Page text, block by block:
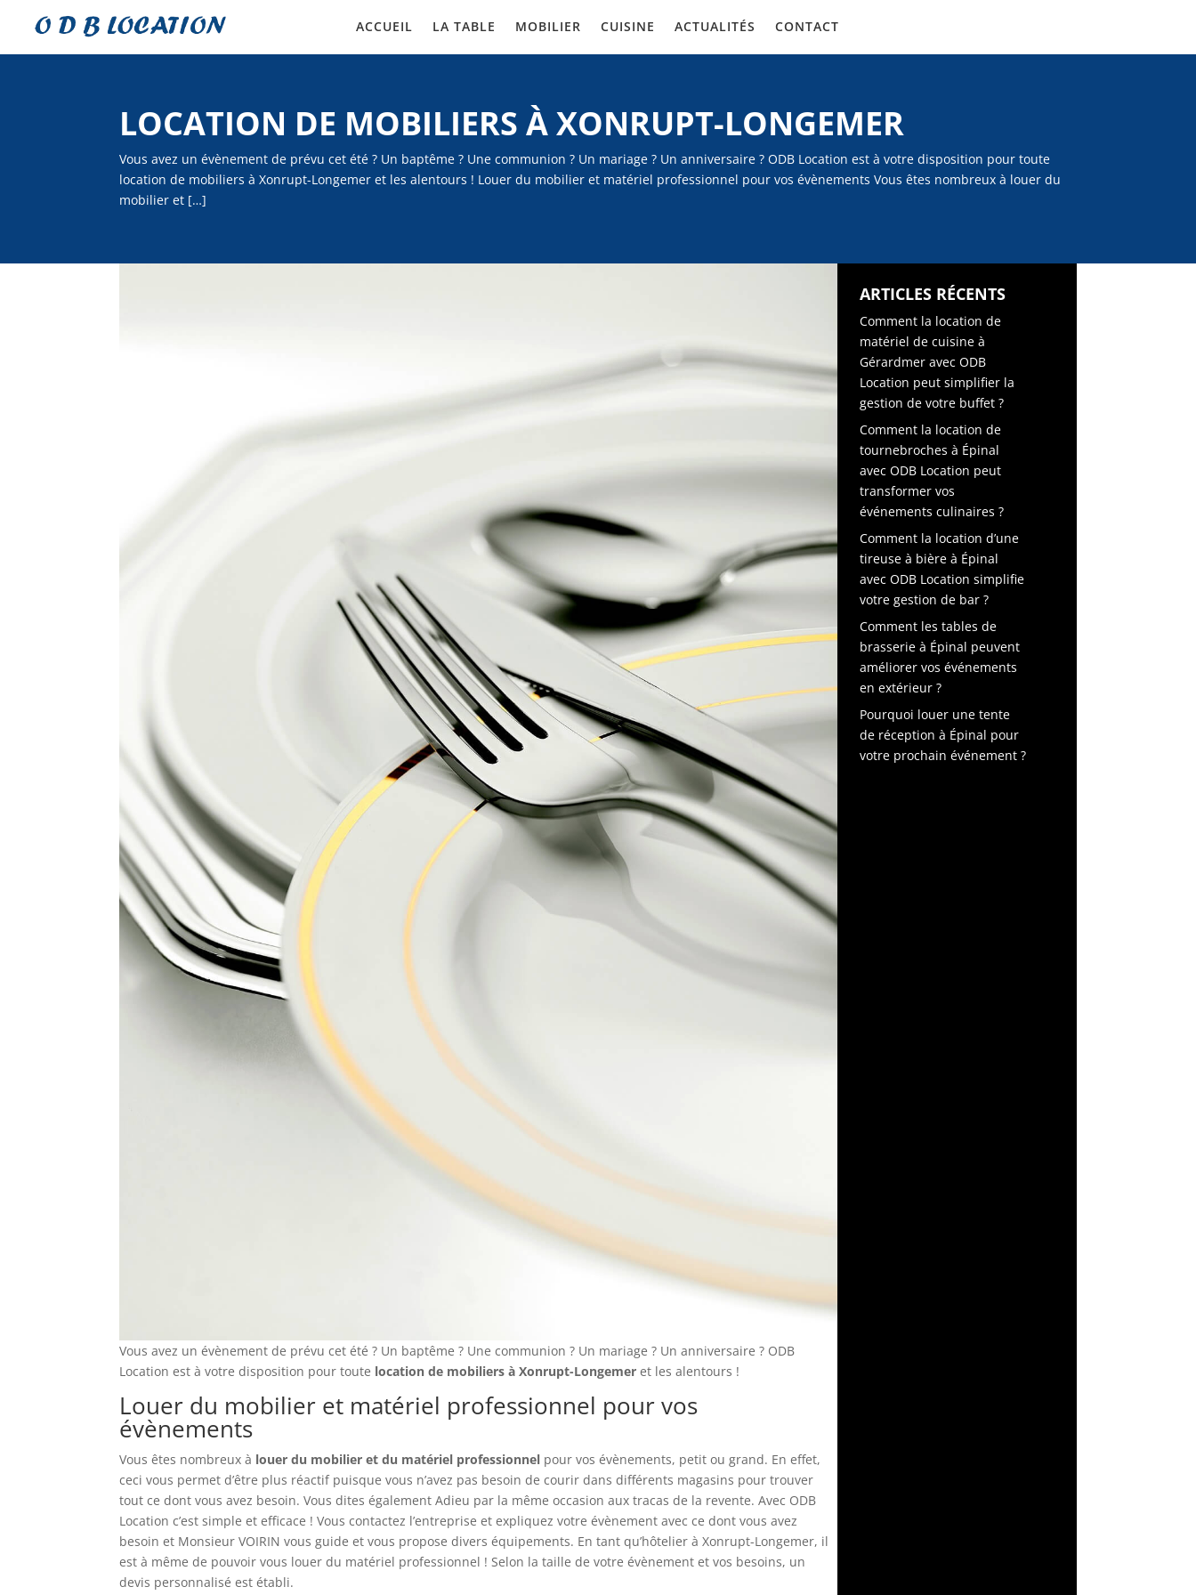
ACCUEIL LA TABLE MOBILIER CUISINE ACTUALITÉS CONTACT
LOCATION DE MOBILIERS À XONRUPT-LONGEMER
Vous avez un évènement de prévu cet été ? Un baptême ? Une communion ? Un mariage ? Un anniversaire ? ODB Location est à votre disposition pour toute
location de mobiliers à Xonrupt-Longemer et les alentours ! Louer du mobilier et matériel professionnel pour vos évènements Vous êtes nombreux à louer du
mobilier et […]
Vous avez un évènement de prévu cet été ? Un baptême ? Une communion ? Un mariage ? Un anniversaire ? ODB
Location est à votre disposition pour toute location de mobiliers à Xonrupt-Longemer et les alentours !
Louer du mobilier et matériel professionnel pour vos
évènements
Vous êtes nombreux à louer du mobilier et du matériel professionnel pour vos évènements, petit ou grand. En effet,
ceci vous permet d’être plus réactif puisque vous n’avez pas besoin de courir dans différents magasins pour trouver
tout ce dont vous avez besoin. Vous dites également Adieu par la même occasion aux tracas de la revente. Avec ODB
Location c’est simple et efficace ! Vous contactez l’entreprise et expliquez votre évènement avec ce dont vous avez
besoin et Monsieur VOIRIN vous guide et vous propose divers équipements. En tant qu’hôtelier à Xonrupt-Longemer, il
est à même de pouvoir vous louer du matériel professionnel ! Selon la taille de votre évènement et vos besoins, un
devis personnalisé est établi.
ARTICLES RÉCENTS
Comment la location de
matériel de cuisine à
Gérardmer avec ODB
Location peut simplifier la
gestion de votre buffet ?
Comment la location de
tournebroches à Épinal
avec ODB Location peut
transformer vos
événements culinaires ?
Comment la location d’une
tireuse à bière à Épinal
avec ODB Location simplifie
votre gestion de bar ?
Comment les tables de
brasserie à Épinal peuvent
améliorer vos événements
en extérieur ?
Pourquoi louer une tente
de réception à Épinal pour
votre prochain événement ?